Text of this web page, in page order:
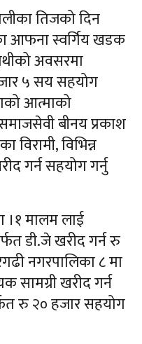
तिजको दिन
आफना स्वर्गिय खडक
अवसरमा
५ सय सहयोग
आत्माको
बीनय प्रकाश
विभिन्न
गर्न सहयोग गर्नु
।१ मालम लाई
डी.जे खरीद गर्न रु
नगरपालिका ८ मा
खरीद गर्न
रु २० हजार सहयोग